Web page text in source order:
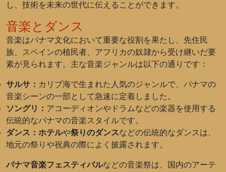
し、技術を未来の世代に伝えることができます。
音楽とダンス
音楽はパナマ文化において重要な役割を果たし、先住民
族、スペインの植民者、アフリカの奴隷から受け継いだ要
素が見られます。主な音楽ジャンルは以下の通りです：
サルサ： カリブ海で生まれた人気のジャンルで、パナマの
音楽シーンの一部として急速に定着しました。
ソングリ： アコーディオンやドラムなどの楽器を使用する
伝統的なパナマの音楽スタイルです。
ダンス： ホテルや祭りのダンスなどの伝統的なダンスは、
地元の祭りや祝典の際によく披露されます。
パナマ音楽フェスティバルなどの音楽祭は、国内のアーテ